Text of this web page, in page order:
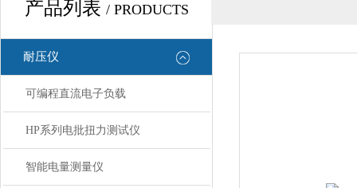
产品列表 / PRODUCTS
耐压仪
可编程直流电子负载
HP系列电批扭力测试仪
智能电量测量仪